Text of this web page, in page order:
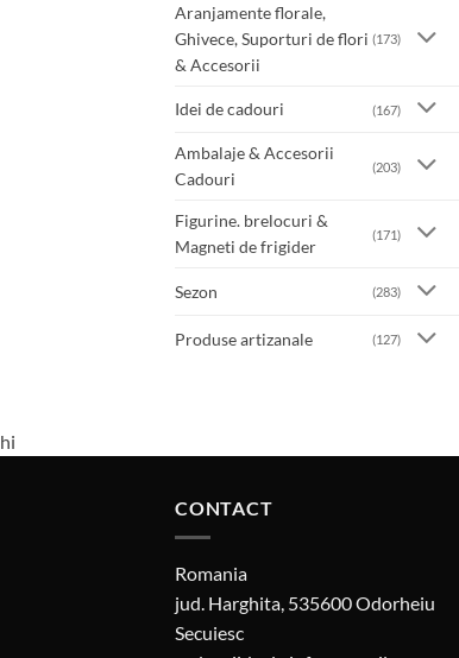
Aranjamente florale,
Ghivece, Suporturi de flori
& Accesorii
(173)
Idei de cadouri (167)
Ambalaje & Accesorii
Cadouri
(203)
Figurine. brelocuri &
Magneti de frigider
(171)
Sezon (283)
Produse artizanale (127)
hi
CONTACT
Romania
jud. Harghita, 535600 Odorheiu
Secuiesc